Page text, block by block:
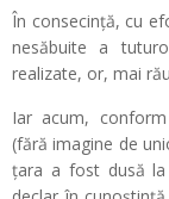
În consecință, cu
nesăbuite a
realizate, or, mai
Iar acum,
(fără imagine de
țara a fost dusă la